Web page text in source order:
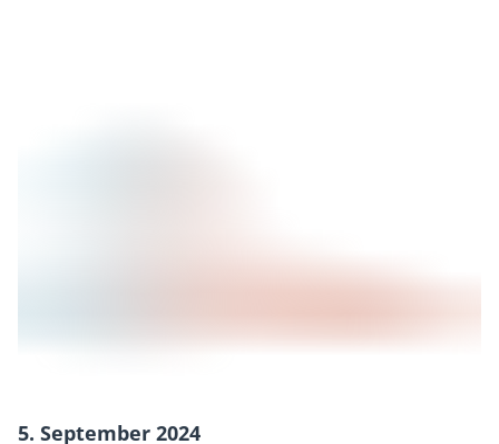
5. September 2024